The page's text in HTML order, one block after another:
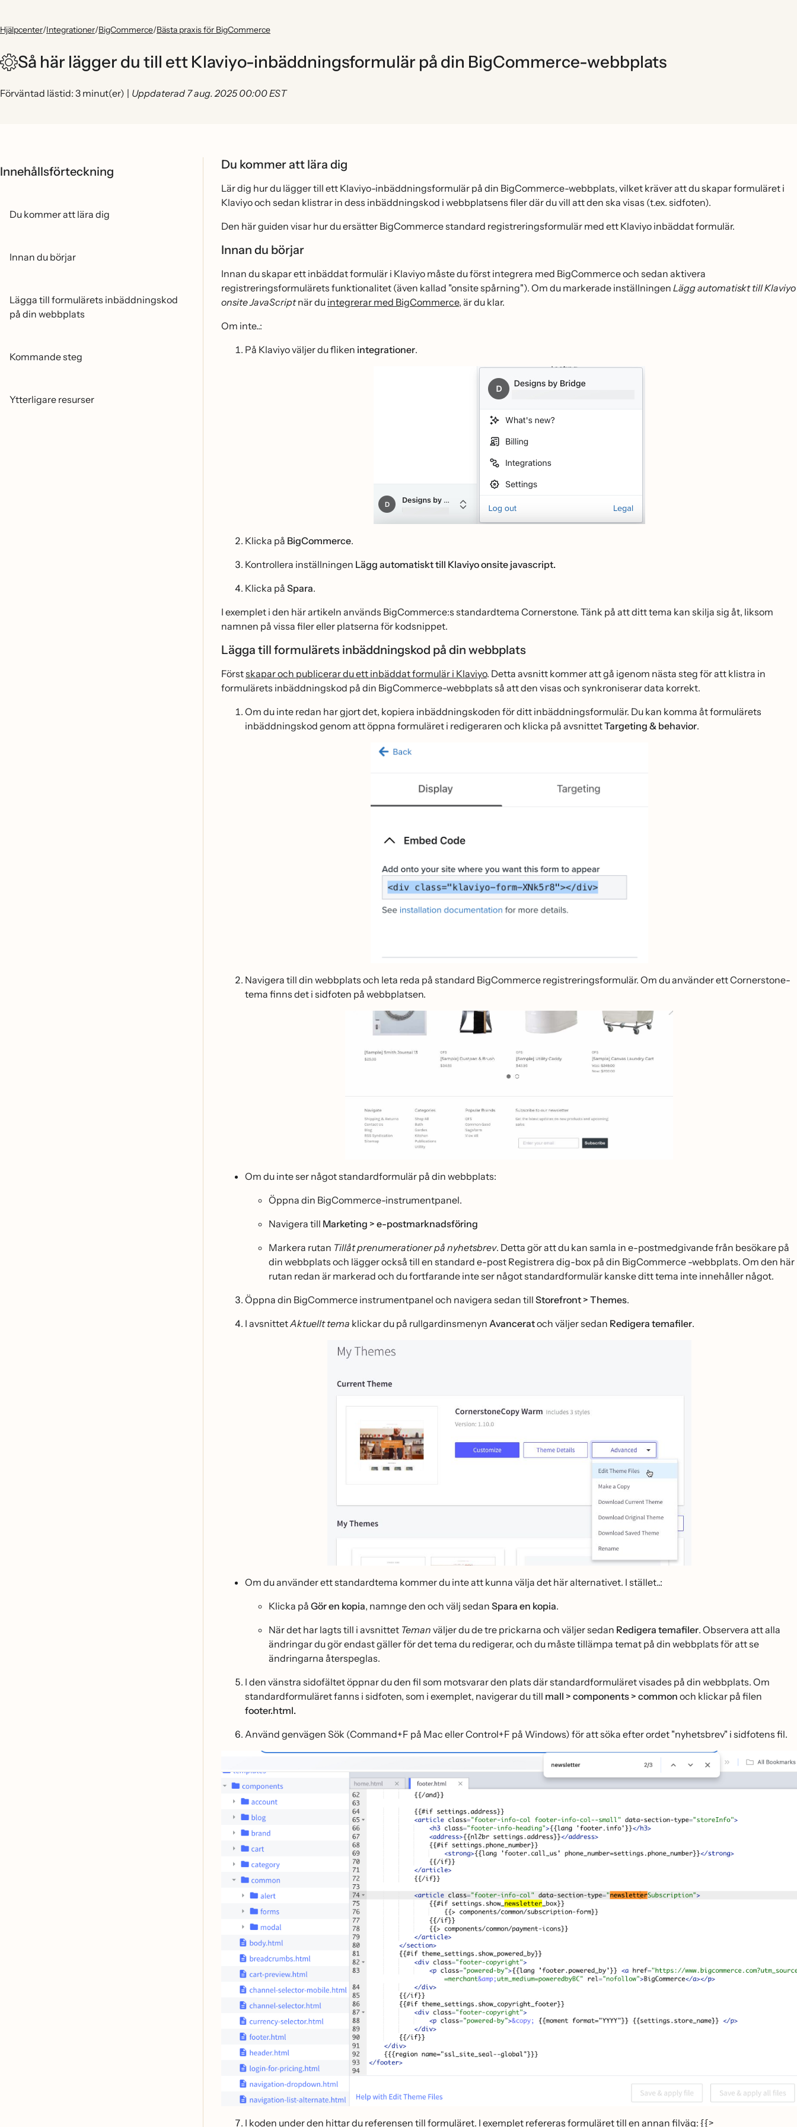
Hjälpcenter/Integrationer/BigCommerce/Bästa praxis för BigCommerce
Så här lägger du till ett Klaviyo-inbäddningsformulär på din BigCommerce-webbplats
Förväntad lästid: 3 minut(er) | Uppdaterad 7 aug. 2025 00:00 EST
Innehållsförteckning
Du kommer att lära dig
Innan du börjar
Lägga till formulärets inbäddningskod
på din webbplats
Kommande steg
Ytterligare resurser
Du kommer att lära dig
Lär dig hur du lägger till ett Klaviyo-inbäddningsformulär på din BigCommerce-webbplats, vilket kräver att du skapar formuläret i
Klaviyo och sedan klistrar in dess inbäddningskod i webbplatsens filer där du vill att den ska visas (t.ex. sidfoten).
Den här guiden visar hur du ersätter BigCommerce standard registreringsformulär med ett Klaviyo inbäddat formulär.
Innan du börjar
Innan du skapar ett inbäddat formulär i Klaviyo måste du först integrera med BigCommerce och sedan aktivera
registreringsformulärets funktionalitet (även kallad "onsite spårning"). Om du markerade inställningen Lägg automatiskt till Klaviyo
onsite JavaScriptnär du integrerar med BigCommerce, är du klar.
Om inte..:
På Klaviyo väljer du fliken integrationer.
Klicka på BigCommerce.
Kontrollera inställningen Lägg automatiskt till Klaviyo onsite javascript.
Klicka på Spara.
I exemplet i den här artikeln används BigCommerce:s standardtema Cornerstone. Tänk på att ditt tema kan skilja sig åt, liksom
namnen på vissa filer eller platserna för kodsnippet.
Lägga till formulärets inbäddningskod på din webbplats
Förstskapar och publicerar du ett inbäddat formulär i Klaviyo. Detta avsnitt kommer att gå igenom nästa steg för att klistra in
formulärets inbäddningskod på din BigCommerce-webbplats så att den visas och synkroniserar data korrekt.
Om du inte redan har gjort det, kopiera inbäddningskoden för ditt inbäddningsformulär. Du kan komma åt formulärets
inbäddningskod genom att öppna formuläret i redigeraren och klicka på avsnittetTargeting & behavior.
Navigera till din webbplats och leta reda på standard BigCommerce registreringsformulär. Om du använder ett Cornerstone-
tema finns det i sidfoten på webbplatsen.
Om du inte ser något standardformulär på din webbplats:
Öppna din BigCommerce-instrumentpanel.
Navigera till Marketing > e-postmarknadsföring
Markera rutan Tillåt prenumerationer på nyhetsbrev. Detta gör att du kan samla in e-postmedgivande från besökare på
din webbplats och lägger också till en standard e-post Registrera dig-box på din BigCommerce -webbplats. Om den här
rutan redan är markerad och du fortfarande inte ser något standardformulär kanske ditt tema inte innehåller något.
Öppna din BigCommerce instrumentpanel och navigera sedan till Storefront > Themes.
I avsnittetAktuellt tema klickar du på rullgardinsmenyn Avanceratoch väljer sedan Redigera temafiler.
Om du använder ett standardtema kommer du inte att kunna välja det här alternativet. I stället..:
Klicka på Gör en kopia, namnge den och välj sedan Spara en kopia.
När det har lagts till i avsnittet Teman väljer du de tre prickarna och väljer sedan Redigera temafiler. Observera att alla
ändringar du gör endast gäller för det tema du redigerar, och du måste tillämpa temat på din webbplats för att se
ändringarna återspeglas.
I den vänstra sidofältet öppnar du den fil som motsvarar den plats där standardformuläret visades på din webbplats. Om
standardformuläret fanns i sidfoten, som i exemplet, navigerar du till mall > components > common och klickar på filen
footer.html.
Använd genvägen Sök (Command+F på Mac eller Control+F på Windows) för att söka efter ordet "nyhetsbrev" i sidfotens fil.
I koden under den hittar du referensen till formuläret. I exemplet refereras formuläret till en annan filväg: {{>